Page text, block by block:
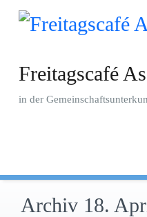
Zum
Freitagscafé
in der
Archiv 18.